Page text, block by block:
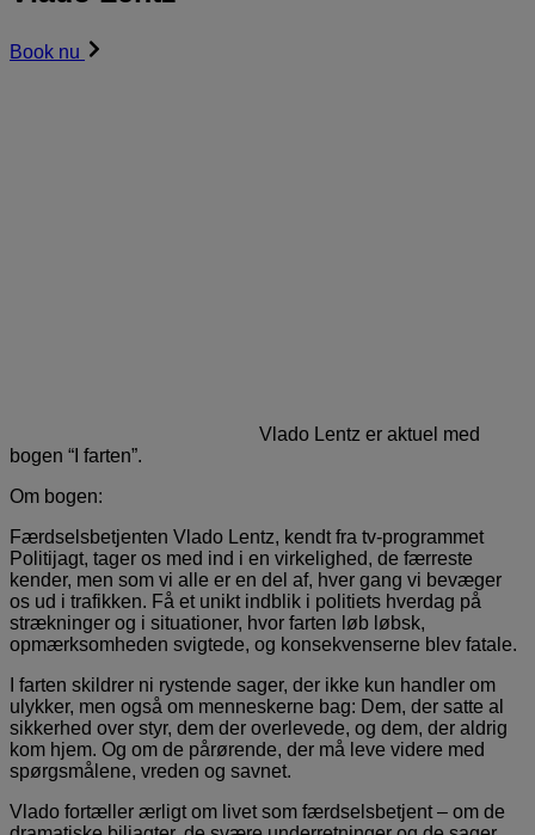
Book nu
Vlado Lentz er aktuel med
bogen “I farten”.
Om bogen:
Færdselsbetjenten Vlado Lentz, kendt fra tv-programmet
Politijagt, tager os med ind i en virkelighed, de færreste
kender, men som vi alle er en del af, hver gang vi bevæger
os ud i trafikken. Få et unikt indblik i politiets hverdag på
strækninger og i situationer, hvor farten løb løbsk,
opmærksomheden svigtede, og konsekvenserne blev fatale.
I farten skildrer ni rystende sager, der ikke kun handler om
ulykker, men også om menneskerne bag: Dem, der satte al
sikkerhed over styr, dem der overlevede, og dem, der aldrig
kom hjem. Og om de pårørende, der må leve videre med
spørgsmålene, vreden og savnet.
Vlado fortæller ærligt om livet som færdselsbetjent – om de